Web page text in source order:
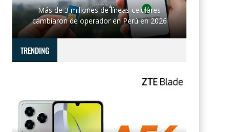
Más de 3 millones de líneas celulares
cambiaron de operador en Perú en 2026
TRENDING